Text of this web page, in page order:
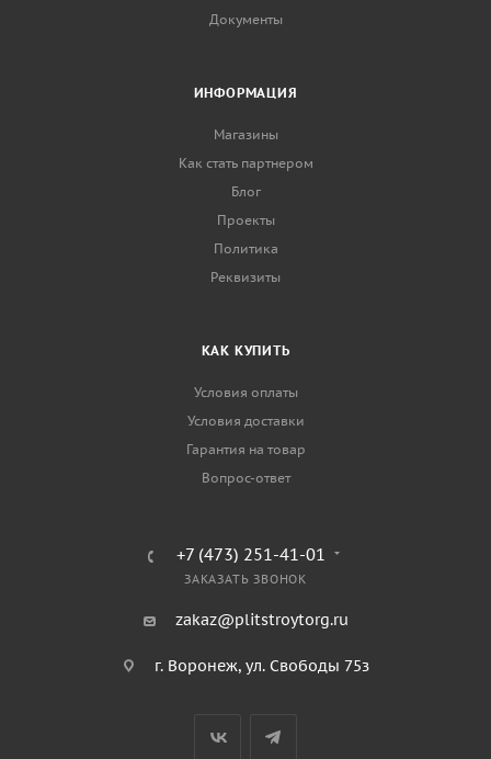
Документы
ИНФОРМАЦИЯ
Магазины
Как стать партнером
Блог
Проекты
Политика
Реквизиты
КАК КУПИТЬ
Условия оплаты
Условия доставки
Гарантия на товар
Вопрос-ответ
+7 (473) 251-41-01
ЗАКАЗАТЬ ЗВОНОК
zakaz@plitstroytorg.ru
г. Воронеж, ул. Свободы 75з